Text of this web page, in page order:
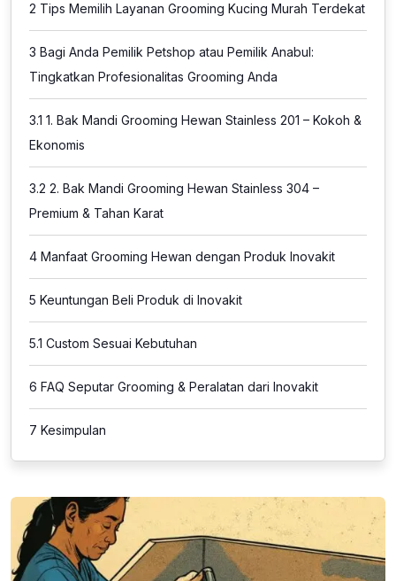
2 Tips Memilih Layanan Grooming Kucing Murah Terdekat
3 Bagi Anda Pemilik Petshop atau Pemilik Anabul:
Tingkatkan Profesionalitas Grooming Anda
3.1 1. Bak Mandi Grooming Hewan Stainless 201 – Kokoh &
Ekonomis
3.2 2. Bak Mandi Grooming Hewan Stainless 304 –
Premium & Tahan Karat
4 Manfaat Grooming Hewan dengan Produk Inovakit
5 Keuntungan Beli Produk di Inovakit
5.1 Custom Sesuai Kebutuhan
6 FAQ Seputar Grooming & Peralatan dari Inovakit
7 Kesimpulan